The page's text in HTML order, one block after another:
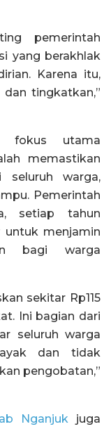
pemerintah
yang berakhlak
Karena itu,
tingkatkan,”
fokus utama
memastikan
seluruh warga,
Pemerintah
setiap tahun
untuk menjamin
bagi warga
sekitar Rp115
Ini bagian dari
seluruh warga
dan tidak
pengobatan,”
Nganjuk juga